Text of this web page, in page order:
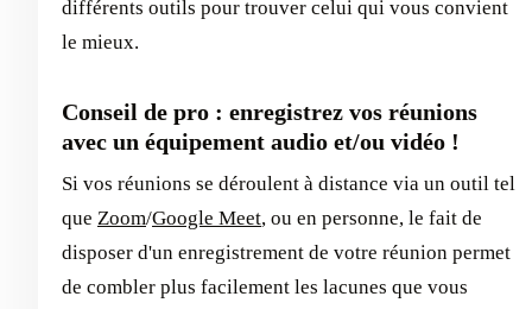
différents outils pour trouver celui qui vous convient
le mieux.
Conseil de pro : enregistrez vos réunions
avec un équipement audio et/ou vidéo !
Si vos réunions se déroulent à distance via un outil tel
que Zoom/Google Meet, ou en personne, le fait de
disposer d'un enregistrement de votre réunion permet
de combler plus facilement les lacunes que vous